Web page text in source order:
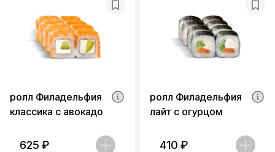
ролл Филадельфия
классика с авокадо
625 ₽
ролл Филадельфия
лайт с огурцом
410 ₽